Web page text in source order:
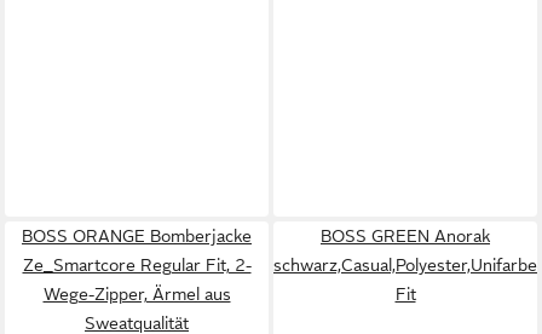
BOSS ORANGE Bomberjacke
Ze_Smartcore Regular Fit, 2-
Wege-Zipper, Ärmel aus
Sweatqualität
BOSS GREEN Anorak
Fit